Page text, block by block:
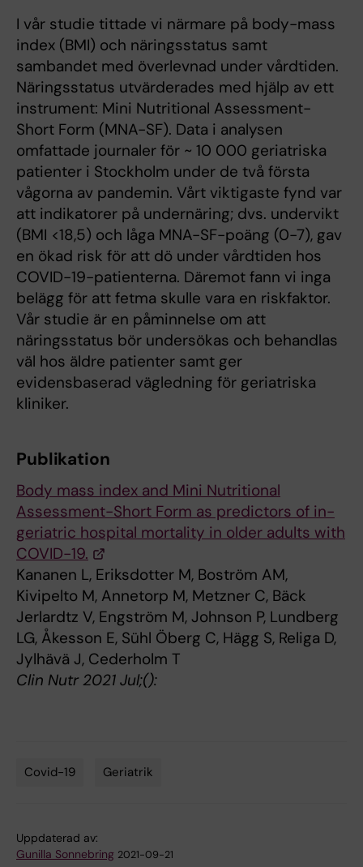
I vår studie tittade vi närmare på body-mass
index (BMI) och näringsstatus samt
sambandet med överlevnad under vårdtiden.
Näringsstatus utvärderades med hjälp av ett
instrument: Mini Nutritional Assessment-
Short Form (MNA-SF). Data i analysen
omfattade journaler för ~ 10 000 geriatriska
patienter i Stockholm under de två första
vågorna av pandemin. Vårt viktigaste fynd var
att indikatorer på undernäring; dvs. undervikt
(BMI <18,5) och låga MNA-SF-poäng (0-7), gav
en ökad risk för att dö under vårdtiden hos
COVID-19-patienterna. Däremot fann vi inga
belägg för att fetma skulle vara en riskfaktor.
Vår studie är en påminnelse om att
näringsstatus bör undersökas och behandlas
väl hos äldre patienter samt ger
evidensbaserad vägledning för geriatriska
kliniker.
Publikation
Body mass index and Mini Nutritional
Assessment-Short Form as predictors of in-
geriatric hospital mortality in older adults with
COVID-19.
Kananen L, Eriksdotter M, Boström AM,
Kivipelto M, Annetorp M, Metzner C, Bäck
Jerlardtz V, Engström M, Johnson P, Lundberg
LG, Åkesson E, Sühl Öberg C, Hägg S, Religa D,
Jylhävä J, Cederholm T
Clin Nutr 2021 Jul;():
Covid-19 Geriatrik
Uppdaterad av:
Gunilla Sonnebring 2021-09-21